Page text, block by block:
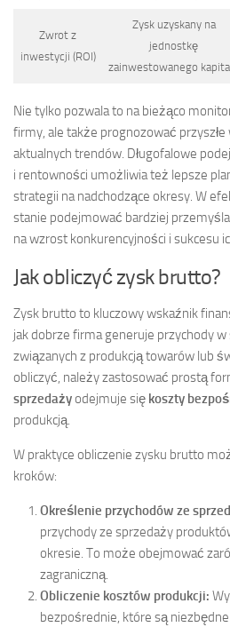
Zwrot z
inwestycji (ROI)
Zysk uzyskany na
jednostkę
zainwestowanego
Nie tylko pozwala to na bieżąco
firmy, ale także prognozować
aktualnych trendów. Długofalowe
i rentowności umożliwia też lepsze
strategii na nadchodzące okresy. W
stanie podejmować bardziej
na wzrost konkurencyjności i sukcesu
Jak obliczyć zysk brutto?
Zysk brutto to kluczowy wskaźnik
jak dobrze firma generuje przychody
związanych z produkcją towarów lub
obliczyć, należy zastosować prostą
sprzedażyodejmuje się koszty
produkcją.
W praktyce obliczenie zysku brutto
kroków:
Określenie przychodów ze
przychody ze sprzedaży
okresie. To może obejmować
zagraniczną.
Obliczenie kosztów produkcji:
bezpośrednie, które są